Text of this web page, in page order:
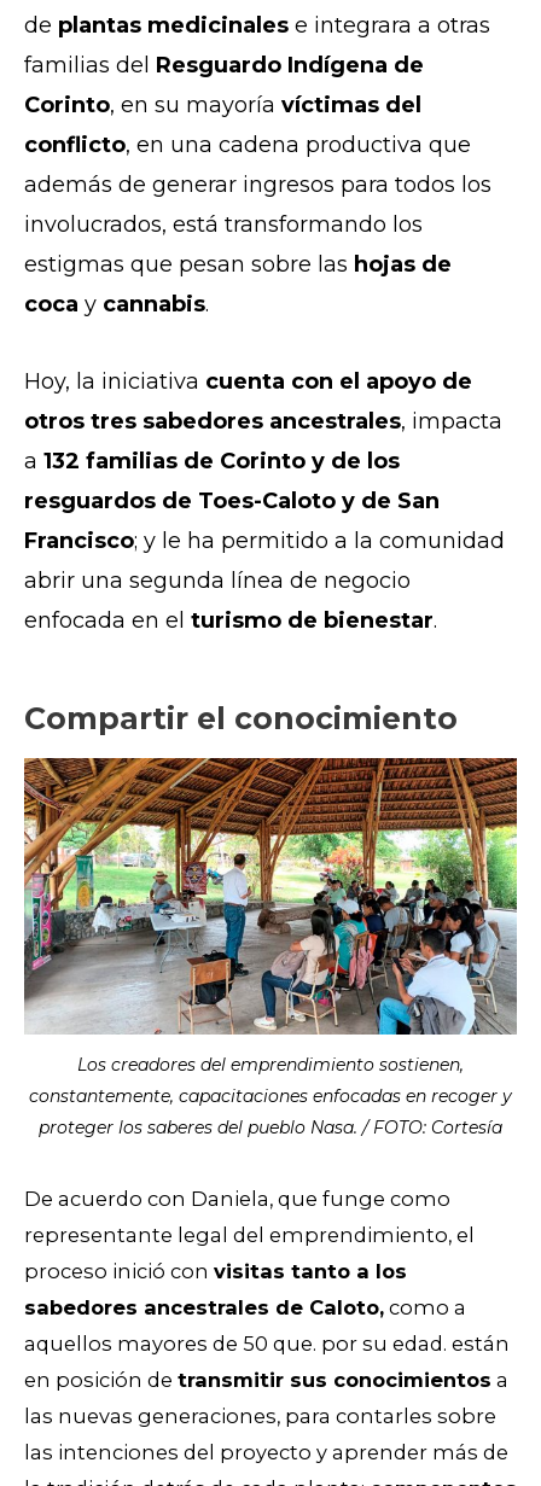
de plantas medicinales e integrara a otras
familias del Resguardo Indígena de
Corinto, en su mayoría víctimas del
conflicto, en una cadena productiva que
además de generar ingresos para todos los
involucrados, está transformando los
estigmas que pesan sobre las hojas de
coca y cannabis.
Hoy, la iniciativa cuenta con el apoyo de
otros tres sabedores ancestrales, impacta
a 132 familias de Corinto y de los
resguardos de Toes-Caloto y de San
Francisco; y le ha permitido a la comunidad
abrir una segunda línea de negocio
enfocada en el turismo de bienestar.
Compartir el conocimiento
Los creadores del emprendimiento sostienen,
constantemente, capacitaciones enfocadas en recoger y
proteger los saberes del pueblo Nasa. / FOTO: Cortesía
De acuerdo con Daniela, que funge como
representante legal del emprendimiento, el
proceso inició con visitas tanto a los
sabedores ancestrales de Caloto, como a
aquellos mayores de 50 que. por su edad. están
en posición de transmitir sus conocimientos a
las nuevas generaciones, para contarles sobre
las intenciones del proyecto y aprender más de